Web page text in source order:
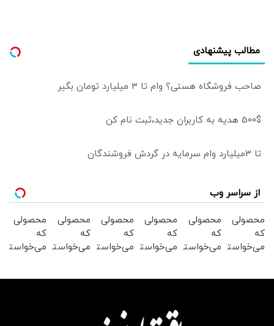
مطالب پیشنهادی
صاحب فروشگاه هستی؟ وام تا ۳ میلیارد تومان بگیر
500$ هدیه به کاربران جدید،ثبت نام کن
تا 3میلیارد وام سرمایه در گردش فروشندگان
از سراسر وب
محصولی
که
می‌خواستی
محصولی
که
می‌خواستی
محصولی
که
می‌خواستی
بخر !
محصولی
که
می‌خواستی
بخر !
محصولی
که
می‌خواستی
محصولی
که
می‌خواستی